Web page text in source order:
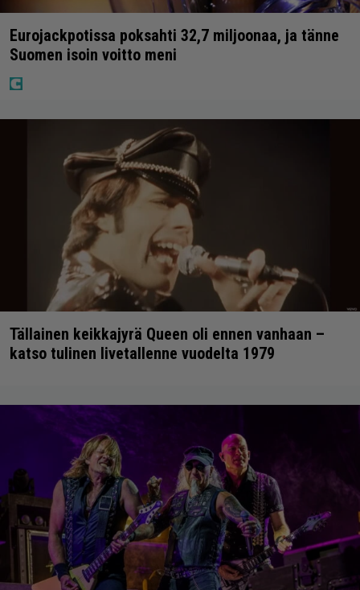
Eurojackpotissa poksahti 32,7 miljoonaa, ja tänne
Suomen isoin voitto meni
Tällainen keikkajyrä Queen oli ennen vanhaan –
katso tulinen livetallenne vuodelta 1979